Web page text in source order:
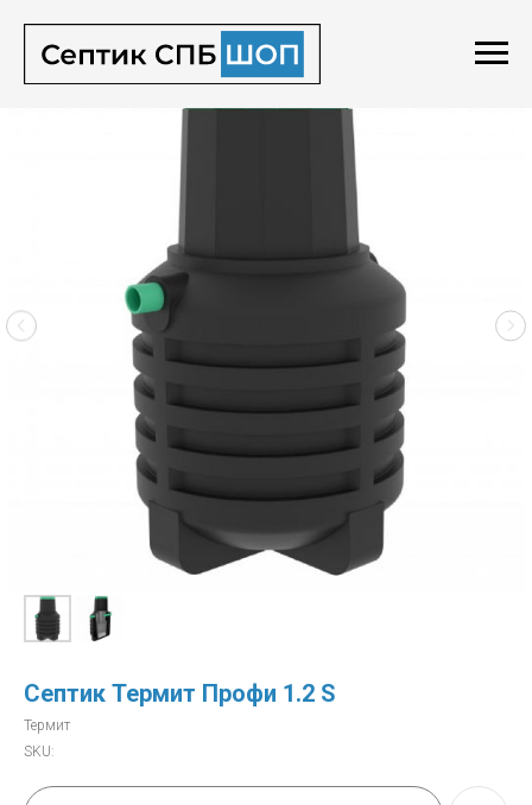
Септик Термит Профи 1.2 S
Термит
SKU: